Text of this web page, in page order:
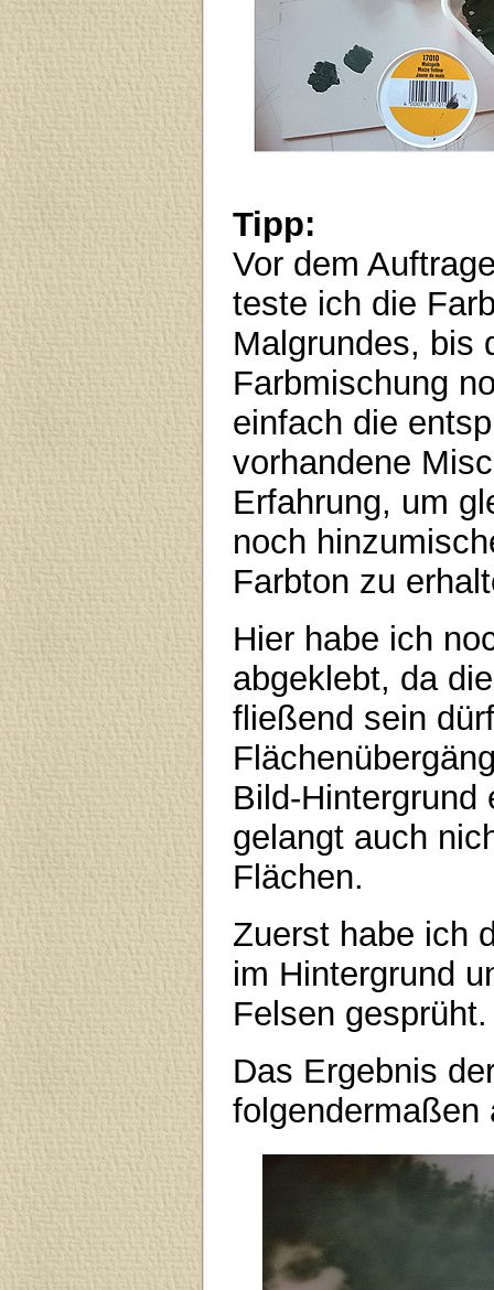
Tipp:
Vor dem
teste ich die
Malgrundes, bis
Farbmischung
einfach die
vorhandene
Erfahrung, um
noch
Farbton zu
Hier habe ich
abgeklebt, da
fließend sein
Bild-Hintergrund
gelangt auch
Flächen.
Zuerst habe ich
im Hintergrund
Felsen gesprüht.
Das Ergebnis
folgendermaßen